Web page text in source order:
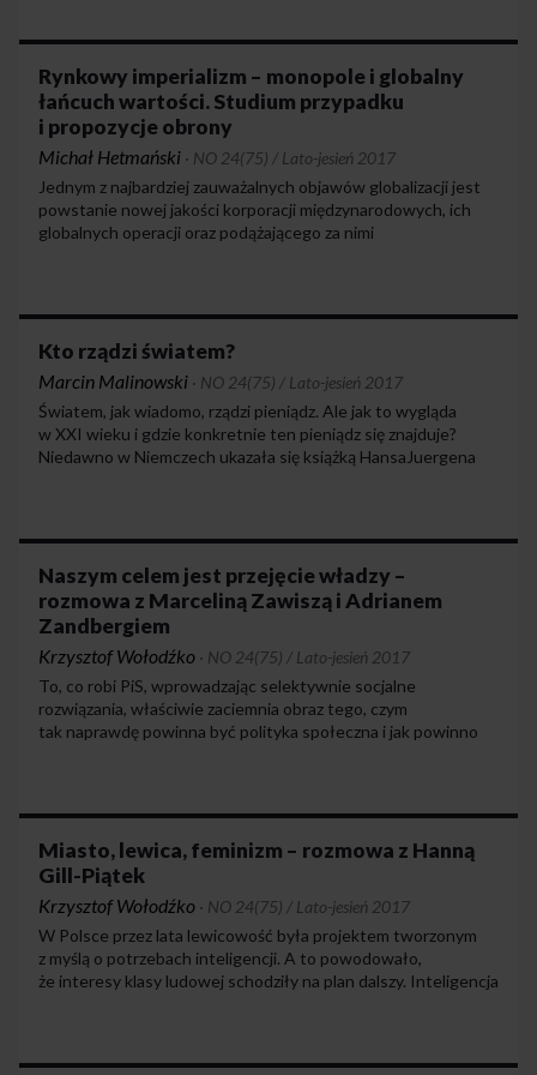
zostały skutecznie wypchnięte poza nawias debaty publicznej
przez kastę ekonomistów i polityków zachwyconych wolnym
rynkiem oraz słabym państwem.
Rynkowy imperializm – monopole i globalny
łańcuch wartości. Studium przypadku
i propozycje obrony
Michał Hetmański · NO 24(75) / Lato-jesień 2017
Jednym z najbardziej zauważalnych objawów globalizacji jest
powstanie nowej jakości korporacji międzynarodowych, ich
globalnych operacji oraz podążającego za nimi
platformy IT i daleko idących procesów optymalizacyjnych.
Czy sprowadza się on jednak do agresywnych technik
cenowych, wrogich przejęć i nieuczciwej konkurencji wspartej
wielomilionowym lobby?
Kto rządzi światem?
Marcin Malinowski · NO 24(75) / Lato-jesień 2017
Światem, jak wiadomo, rządzi pieniądz. Ale jak to wygląda
w XXI wieku i gdzie konkretnie ten pieniądz się znajduje?
Niedawno w Niemczech ukazała się książką HansaJuergena
największe firmy z rynków finansowych, które
przez deregulacje rynków niesamowicie urosły w ciągu
ostatnich 20 lat.
Naszym celem jest przejęcie władzy –
rozmowa z Marceliną Zawiszą i Adrianem
Zandbergiem
Krzysztof Wołodźko · NO 24(75) / Lato-jesień 2017
To, co robi PiS, wprowadzając selektywnie socjalne
rozwiązania, właściwie zaciemnia obraz tego, czym
tak naprawdę powinna być polityka społeczna i jak powinno
budować silną lewicową formację, która za kilka lat przejmie
władzę.
Miasto, lewica, feminizm – rozmowa z Hanną
Gill-Piątek
Krzysztof Wołodźko · NO 24(75) / Lato-jesień 2017
W Polsce przez lata lewicowość była projektem tworzonym
z myślą o potrzebach inteligencji. A to powodowało,
że interesy klasy ludowej schodziły na plan dalszy. Inteligencja